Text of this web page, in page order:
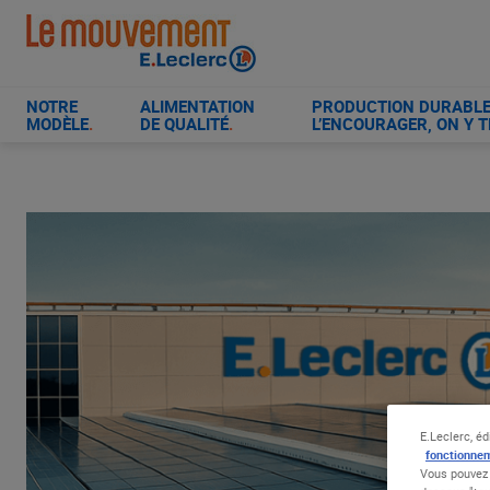
Aller
contenu
NOTRE
MODÈLE.
ALIMENTATION
DE QUALITÉ.
PRODUCTION
L’ENCOURAGER, ON Y
E.Leclerc,
Vous